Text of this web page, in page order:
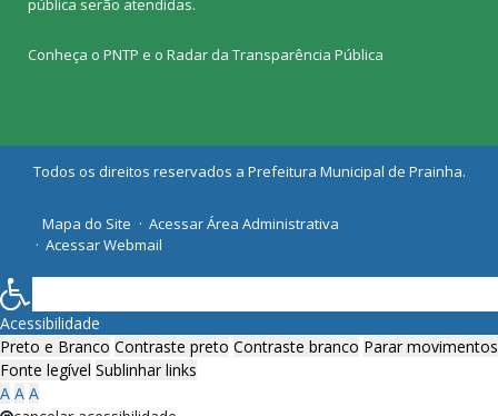
pública serão atendidas.
Conheça o PNTP e o Radar da Transparência Pública
Todos os direitos reservados a Prefeitura Municipal de Prainha.
Mapa do Site
Acessar Área Administrativa
Acessar Webmail
Acessibilidade
Preto e Branco Contraste preto Contraste branco Parar movimentos
Fonte legível Sublinhar links
A A A